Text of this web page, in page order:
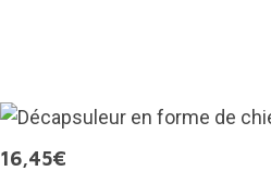
16,45€